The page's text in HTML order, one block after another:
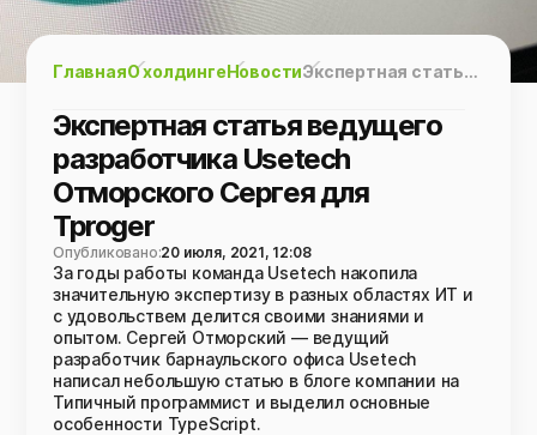
ГлавнаяО холдингеНовости Экспертная статья ведущего разработчика Usetech Отморского Сергея для Tproger
Экспертная статья ведущего
разработчика Usetech
Отморского Сергея для
Tproger
Опубликовано:20 июля, 2021, 12:08
За годы работы команда Usetech накопила
значительную экспертизу в разных областях ИТ и
с удовольствем делится своими знаниями и
опытом. Сергей Отморский — ведущий
разработчик барнаульского офиса Usetech
написал небольшую статью в блоге компании на
Типичный программист и выделил основные
особенности TypeScript.